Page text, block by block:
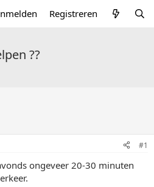
Registreren
??
#1
ongeveer 20-30 minuten